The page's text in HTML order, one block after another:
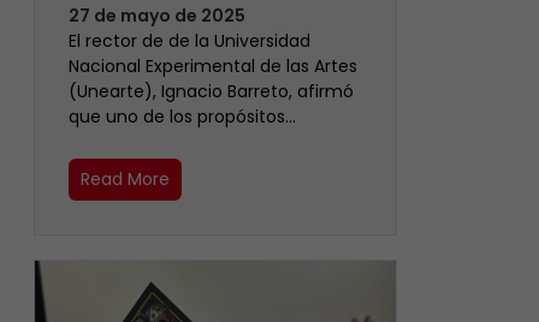
27 de mayo de 2025
El rector de de la Universidad
Nacional Experimental de las Artes
(Unearte), Ignacio Barreto, afirmó
que uno de los propósitos…
Read More